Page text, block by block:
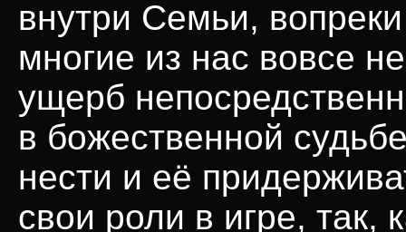
внутри Семьи,
многие из нас вовсе
ущерб
в божественной
нести и её
свои роли в игре, так,